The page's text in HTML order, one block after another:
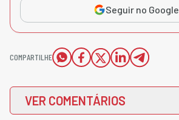
Seguir no Google
COMPARTILHE
VER COMENTÁRIOS